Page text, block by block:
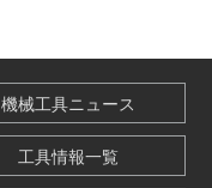
機械工具ニュース
工具情報一覧